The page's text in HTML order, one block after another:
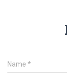
Name *